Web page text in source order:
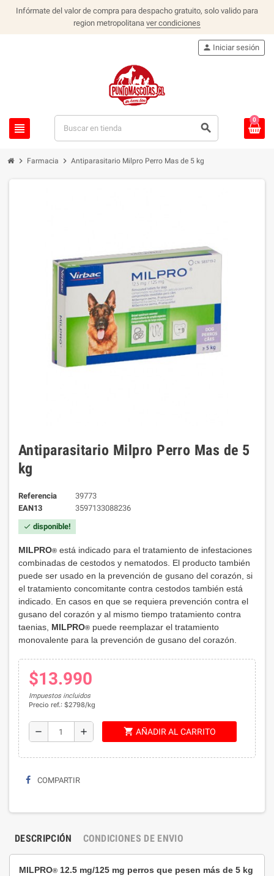
Infórmate del valor de compra para despacho gratuito, solo valido para
region metropolitana ver condiciones
view_headline search
person Iniciar sesión
0
chevron_right Farmacia chevron_right Antiparasitario Milpro Perro Mas de 5 kg
Antiparasitario Milpro Perro Mas de 5
kg
Referencia
39773
EAN13
3597133088236
check disponible!
MILPRO® está indicado para el tratamiento de infestaciones
combinadas de cestodos y nematodos . El producto también
puede ser usado en la prevención de gusano del corazón, si
el tratamiento concomitante contra cestodos también está
indicado. En casos en que se requiera prevención contra el
gusano del corazón y al mismo tiempo tratamiento contra
taenias, MILPRO® puede reemplazar el tratamiento
monovalente para la prevención de gusano del corazón.
$13.990
Impuestos incluidos
Precio ref.: $2798/kg
remove add shopping_cart AÑADIR AL CARRITO
COMPARTIR
DESCRIPCIÓN CONDICIONES DE ENVIO
MILPRO® 12.5 mg/125 mg perros que pesen más de 5 kg